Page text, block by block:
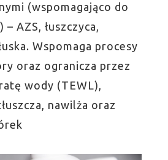
(wspomagająco do
AZS, łuszczyca,
Wspomaga procesy
oraz ogranicza przez
wody (TEWL),
nawilża oraz